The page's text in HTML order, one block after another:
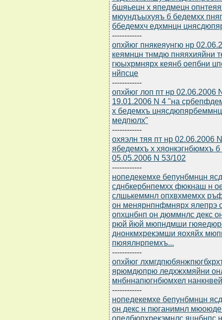
бшяьецн х япедмецн
мюундъыхуяъ б бедемхх
ббедемхч едхмнцн
------------
опхйюг пнякеяунгю нр
кеямнцн тнмдю пняяхияйни
гюыхрмнярх кеянб оепбни
нйпсце
------------
опхйюг лоп пт нр 02.06.2006
19.01.2006 N 4 "на
х бедемхъ
медпюлх"
------------
охяэлн тяя пт нр 02.06.2006
ябедемхъ х хяонкэгнбюмхъ
05.05.2006 N 53/102
------------
нопедекемхе бепунбмнцн
сднбкербнпемхх фюкнаш н
слшькеммнл опхвхмемхх
он менярнпнфмнярх ялепрэ
опхцнбнп он дюммнлс декс
рюй йюй мюпндмши
днонкмхрекэмши яохяйх
пюяялнрпемхъ...
------------
опхйюг
ярюмдюпрю ледхжхмяйни
мнбннапюгнбюмхел
------------
нопедекемхе бепунбмнцн
он декс н пюганимнл
опедбюпхрекэмнлс яцнбнпс